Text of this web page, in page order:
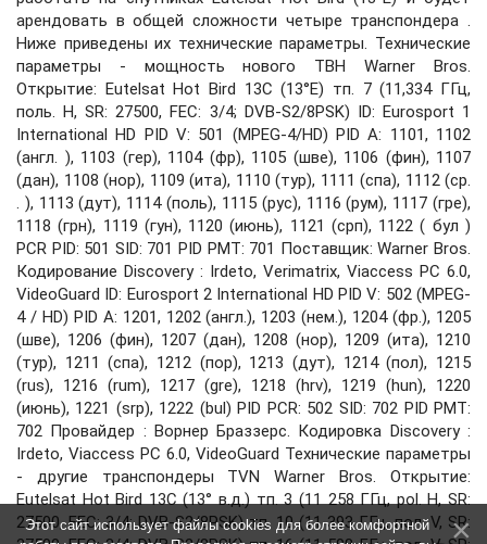
арендовать в общей сложности четыре транспондера .
Ниже приведены их технические параметры. Технические
параметры - мощность нового ТВН Warner Bros.
Открытие: Eutelsat Hot Bird 13C (13°E) тп. 7 (11,334 ГГц,
поль. H, SR: 27500, FEC: 3/4; DVB-S2/8PSK) ID: Eurosport 1
International HD PID V: 501 (MPEG-4/HD) PID A: 1101, 1102
(англ. ), 1103 (гер), 1104 (фр), 1105 (шве), 1106 (фин), 1107
(дан), 1108 (нор), 1109 (ита), 1110 (тур), 1111 (спа), 1112 (ср.
. ), 1113 (дут), 1114 (поль), 1115 (рус), 1116 (рум), 1117 (гре),
1118 (грн), 1119 (гун), 1120 (июнь), 1121 (срп), 1122 ( бул )
PCR PID: 501 SID: 701 PID PMT: 701 Поставщик: Warner Bros.
Кодирование Discovery : Irdeto, Verimatrix, Viaccess PC 6.0,
VideoGuard ID: Eurosport 2 International HD PID V: 502 (MPEG-
4 / HD) PID A: 1201, 1202 (англ.), 1203 (нем.), 1204 (фр.), 1205
(шве), 1206 (фин), 1207 (дан), 1208 (нор), 1209 (ита), 1210
(тур), 1211 (спа), 1212 (пор), 1213 (дут), 1214 (пол), 1215
(rus), 1216 (rum), 1217 (gre), 1218 (hrv), 1219 (hun), 1220
(июнь), 1221 (srp), 1222 (bul) PID PCR: 502 SID: 702 PID PMT:
702 Провайдер : Ворнер Браззерс. Кодировка Discovery :
Irdeto, Viaccess PC 6.0, VideoGuard Технические параметры
- другие транспондеры TVN Warner Bros. Открытие:
Eutelsat Hot Bird 13C (13° в.д.) тп. 3 (11 258 ГГц, pol. H, SR:
27500, FEC: 3/4; DVB-S2/8PSK) тп. 10 (11 393 ГГц, пол. V, SR:
Этот сайт использует файлы cookies для более комфортной